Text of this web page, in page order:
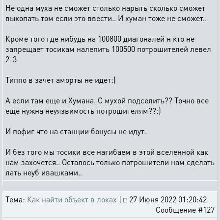
Не одна муха не сможет столько нарыть сколько сможет
выкопать том если это ввести.. И хуман тоже не сможет..
Кроме того где нибудь на 100800 диагоналей н кто не
запрещает тосикам налепить 100500 потрошителей левел
2-3
Типпо в зачет аморты не идет:)
А если там еще и Хумана. С мухой подселить?? Точно все
еще нужна неуязвимость потрошителям??:)
И пофиг что на станции бонусы не идут..
И без того мы тосики все нагибаем в этой вселенной как
нам захочется.. Осталось только потрошители нам сделать
лать неуб ивашками..
Тема: Как найти объект в локах |
27 Июня 2022 01:20:42
Сообщение #127